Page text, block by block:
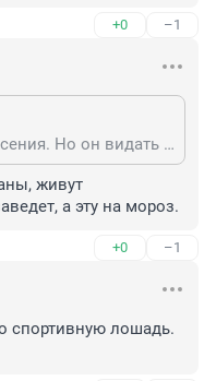
+0 –1
У него теперь новая жена Ксения. Но он видать не ценит ее присутствие.
живут
а эту на мороз.
+0 –1
спортивную лошадь.